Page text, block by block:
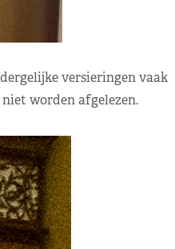
versieringen vaak
worden afgelezen.